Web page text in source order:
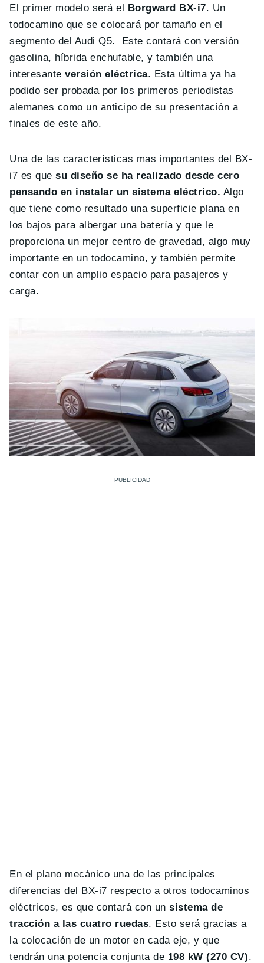
El primer modelo será el Borgward BX-i7. Un
todocamino que se colocará por tamaño en el
segmento del Audi Q5. Este contará con versión
gasolina, híbrida enchufable, y también una
interesante versión eléctrica. Esta última ya ha
podido ser probada por los primeros periodistas
alemanes como un anticipo de su presentación a
finales de este año.
Una de las características mas importantes del BX-
i7 es quesu diseño se ha realizado desde cero
pensando en instalar un sistema eléctrico. Algo
que tiene como resultado una superficie plana en
los bajos para albergar una batería y que le
proporciona un mejor centro de gravedad, algo muy
importante en un todocamino, y también permite
contar con un amplio espacio para pasajeros y
carga.
En el plano mecánico una de las principales
diferencias del BX-i7 respecto a otros todocaminos
eléctricos, es que contará con unsistema de
tracción a las cuatro ruedas. Esto será gracias a
la colocación de un motor en cada eje, y que
tendrán una potencia conjunta de 198 kW (270 CV).